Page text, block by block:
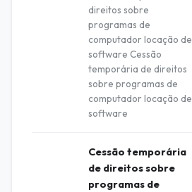
direitos sobre
programas de
computador locação de
software Cessão
temporária de direitos
sobre programas de
computador locação de
software
Cessão temporária
de direitos sobre
programas de